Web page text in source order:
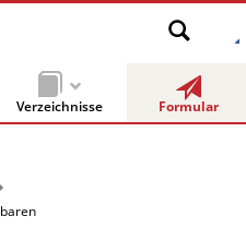
Verzeichnisse Formular